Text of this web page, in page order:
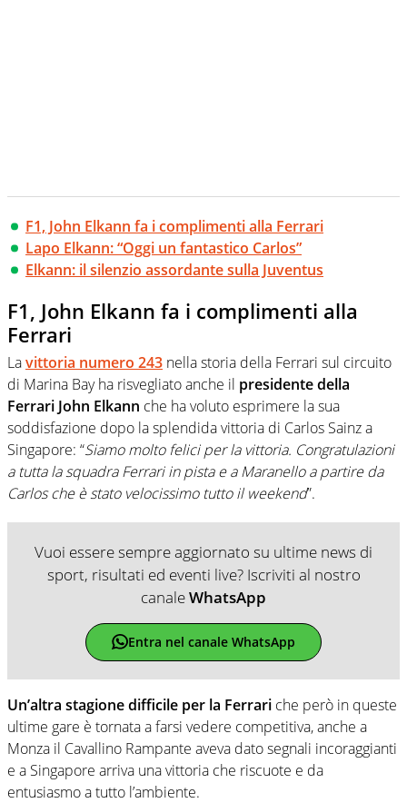
F1, John Elkann fa i complimenti alla Ferrari
Lapo Elkann: “Oggi un fantastico Carlos”
Elkann: il silenzio assordante sulla Juventus
F1, John Elkann fa i complimenti alla
Ferrari
Lavittoria numero 243 nella storia della Ferrari sul circuito
di Marina Bay ha risvegliato anche il presidente della
Ferrari John Elkann che ha voluto esprimere la sua
soddisfazione dopo la splendida vittoria di Carlos Sainz a
Singapore: “Siamo molto felici per la vittoria. Congratulazioni
a tutta la squadra Ferrari in pista e a Maranello a partire da
Carlos che è stato velocissimo tutto il weekend”.
Vuoi essere sempre aggiornato su ultime news di
sport, risultati ed eventi live? Iscriviti al nostro
canaleWhatsApp
Entra nel canale WhatsApp
Un’altra stagione difficile per la Ferrari che però in queste
ultime gare è tornata a farsi vedere competitiva, anche a
Monza il Cavallino Rampante aveva dato segnali incoraggianti
e a Singapore arriva una vittoria che riscuote e da
entusiasmo a tutto l’ambiente.